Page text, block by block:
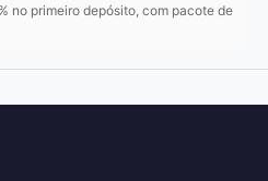
no primeiro depósito, com pacote de